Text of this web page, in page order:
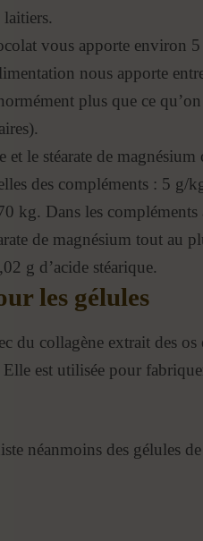
laitiers.
vous apporte environ
nous apporte
plus que ce
et le stéarate de
des compléments : 5 g/
kg. Dans les
de magnésium tout au
g d’acide stéarique.
les gélules
du collagène extrait des os
est utilisée pour
néanmoins des gélules